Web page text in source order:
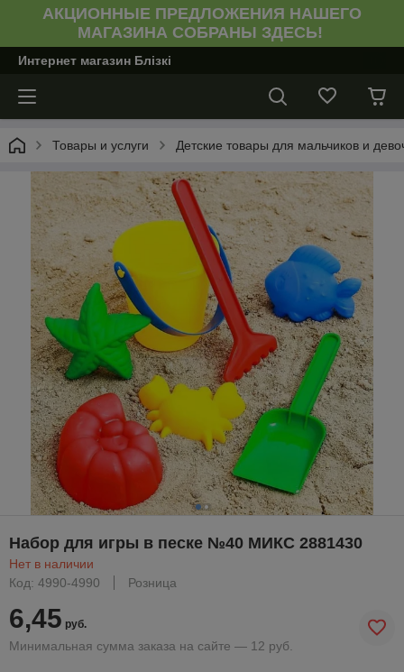
АКЦИОННЫЕ ПРЕДЛОЖЕНИЯ НАШЕГО
МАГАЗИНА СОБРАНЫ ЗДЕСЬ!
Интернет магазин Блiзкi
Товары и услуги Детские товары для мальчиков и
Набор для игры в песке №40 МИКС 2881430
Нет в наличии
Код: 4990-4990
Розница
6,45 руб.
Минимальная сумма заказа на сайте — 12 руб.